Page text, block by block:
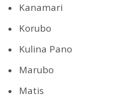
Kanamari
Korubo
Kulina Pano
Marubo
Matis